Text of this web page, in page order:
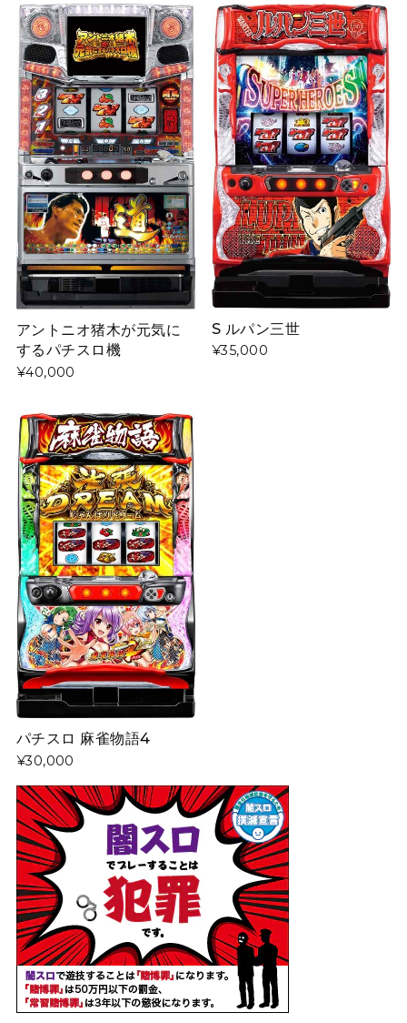
アントニオ猪木が元気に
するパチスロ機
¥40,000
S ルパン三世
¥35,000
パチスロ 麻雀物語4
¥30,000